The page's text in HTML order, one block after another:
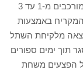
שמאפשר ליטול זקיקי שיער עם השורש, כאלו המורכבים מ-1 עד 3
המקריח באמצעות
מלקיחת השתל
תוך ימים ספורים
הפצעים משחת